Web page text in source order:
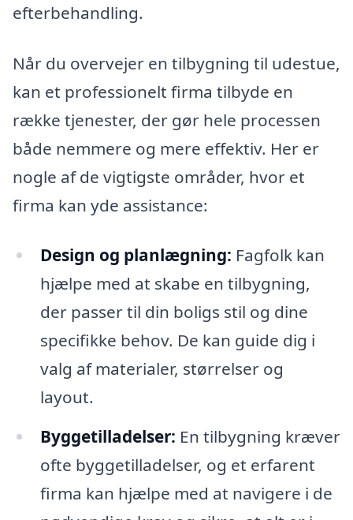
efterbehandling.
Når du overvejer en tilbygning til udestue,
kan et professionelt firma tilbyde en
række tjenester, der gør hele processen
både nemmere og mere effektiv. Her er
nogle af de vigtigste områder, hvor et
firma kan yde assistance:
Design og planlægning: Fagfolk kan
hjælpe med at skabe en tilbygning,
der passer til din boligs stil og dine
specifikke behov. De kan guide dig i
valg af materialer, størrelser og
layout.
Byggetilladelser: En tilbygning kræver
ofte byggetilladelser, og et erfarent
firma kan hjælpe med at navigere i de